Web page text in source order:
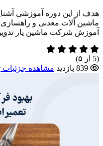
هدف از این دوره آموزشی
ماشین آلات معدنی و
آموزش شرکت ماشین یار
(5 از ۵)
839 بازدید
مشاهده جزئیات